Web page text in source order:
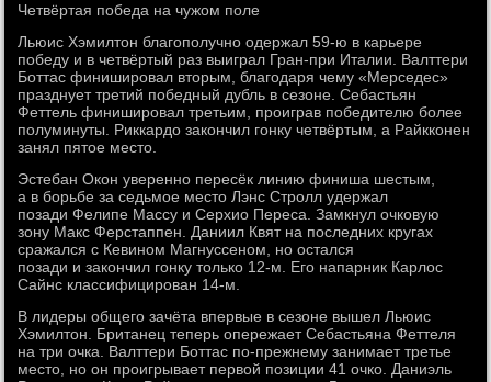
Четвёртая победа на чужом поле
Льюис Хэмилтон благополучно одержал 59-ю в карьере
победу и в четвёртый раз выиграл Гран-при Италии. Валттери
Боттас финишировал вторым, благодаря чему «Мерседес»
празднует третий победный дубль в сезоне. Себастьян
Феттель финишировал третьим, проиграв победителю более
полуминуты. Риккардо закончил гонку четвёртым, а Райкконен
занял пятое место.
Эстебан Окон уверенно пересёк линию финиша шестым,
а в борьбе за седьмое место Лэнс Стролл удержал
позади Фелипе Массу и Серхио Переса. Замкнул очковую
зону Макс Ферстаппен. Даниил Квят на последних кругах
сражался с Кевином Магнуссеном, но остался
позади и закончил гонку только 12-м. Его напарник Карлос
Сайнс классифицирован 14-м.
В лидеры общего зачёта впервые в сезоне вышел Льюис
Хэмилтон. Британец теперь опережает Себастьяна Феттеля
на три очка. Валттери Боттас по-прежнему занимает третье
место, но он проигрывает первой позиции 41 очко. Даниэль